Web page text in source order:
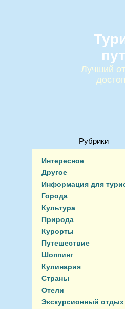
Лучший
Рубрики
Интересное
Другое
Информация для
Города
Культура
Природа
Курорты
Путешествие
Шоппинг
Кулинария
Страны
Отели
Экскурсионный отдых